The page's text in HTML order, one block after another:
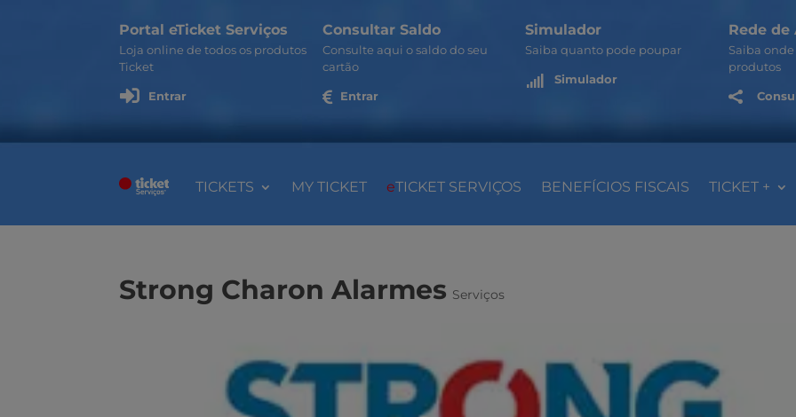
Portal eTicket Serviços
Loja online de todos os produtos
Ticket
 Entrar
Consultar Saldo
Consulte aqui o saldo do seu
cartão
 Entrar
Simulador
Saiba quanto pode poupar
 Simulador
Rede de
Saiba
produtos

TICKETS MY TICKET eTICKET SERVIÇOS BENEFÍCIOS FISCAIS TICKET +
Strong Charon Alarmes Serviços